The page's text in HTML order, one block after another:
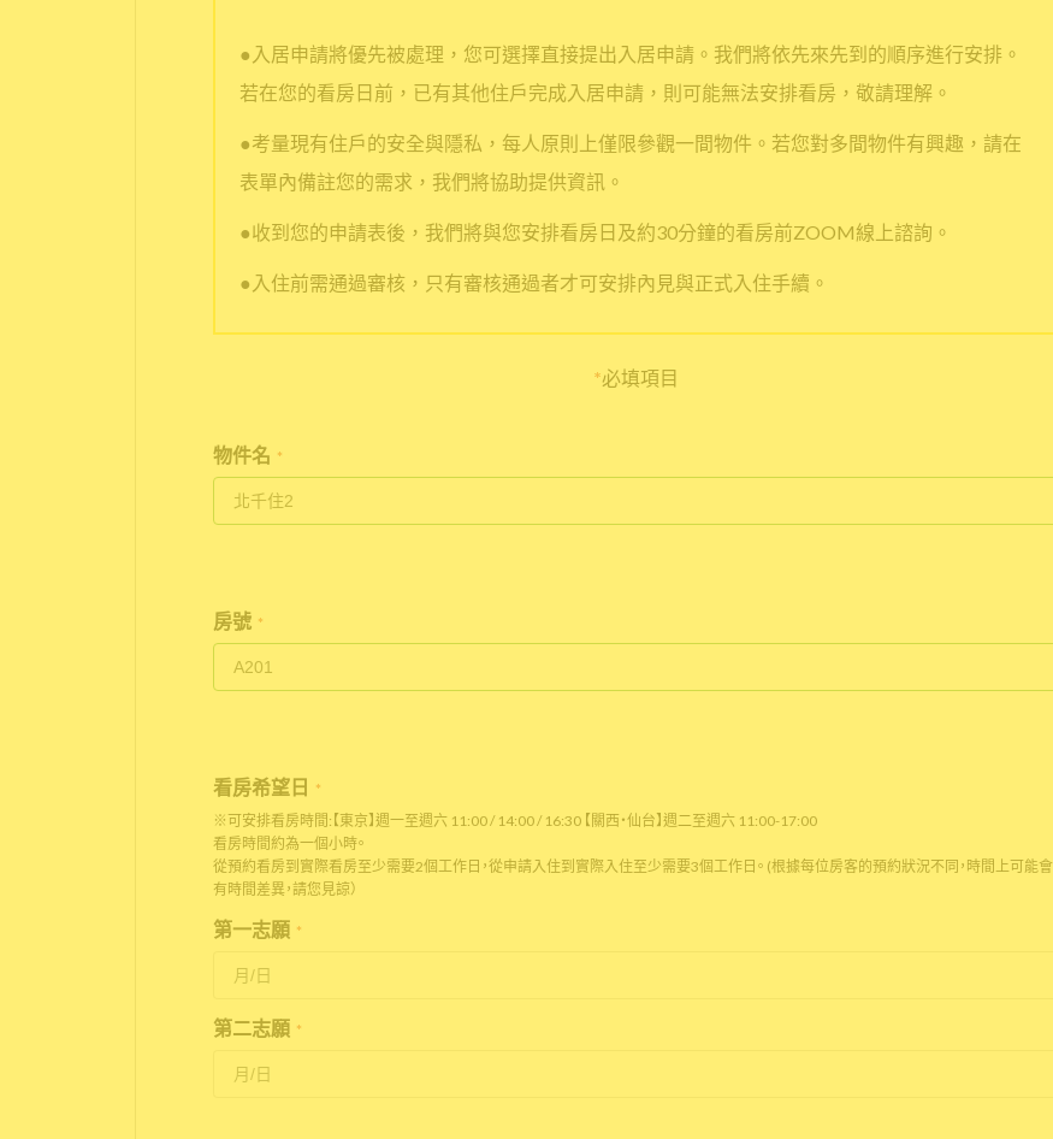
●入居申請將優先被處理，您可選擇直接提出入居申請。我們將依先來先到的順序進行安排。
若在您的看房日前，已有其他住戶完成入居申請，則可能無法安排看房，敬請理解。
●考量現有住戶的安全與隱私，每人原則上僅限參觀一間物件。若您對多間物件有興趣，請在
表單內備註您的需求，我們將協助提供資訊。
●收到您的申請表後，我們將與您安排看房日及約30分鐘的看房前ZOOM線上諮詢。
●入住前需通過審核，只有審核通過者才可安排內見與正式入住手續。
*必填項目
物件名 *
房號 *
看房希望日
*
※可安排看房時間:【東京】週一至週六 11:00 / 14:00 / 16:30 【關西・仙台】週二至週六 11:00-17:00
看房時間約為一個小時。
從預約看房到實際看房至少需要2個工作日，從申請入住到實際入住至少需要3個工作日。 (根據每位房客的預約狀況不同，時間上可能會
有時間差異，請您見諒）
第一志願 *
第二志願 *